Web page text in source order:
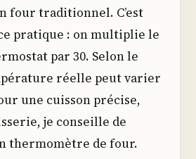
four traditionnel. C’est
pratique : on multiplie le
par 30. Selon le
réelle peut varier
une cuisson précise,
je conseille de
thermomètre de four.